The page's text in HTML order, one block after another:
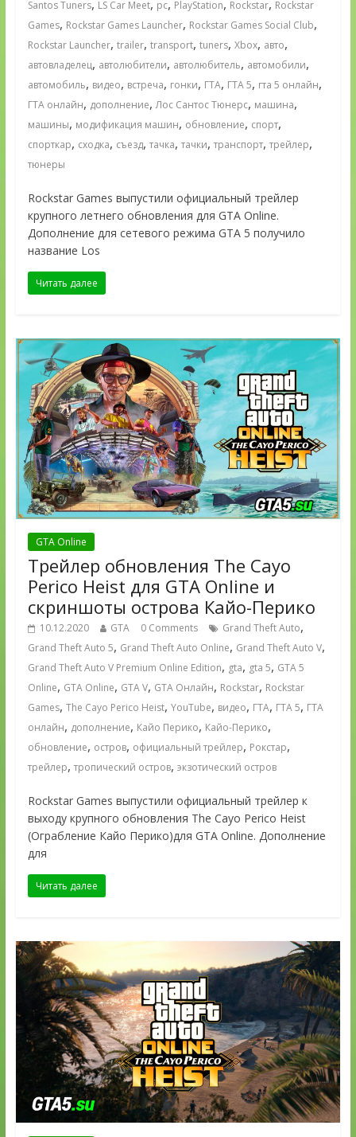
Santos Tuners, LS Car Meet, pc, PlayStation, Rockstar, Rockstar
Games, Rockstar Games Launcher, Rockstar Games Social Club,
Rockstar Launcher, trailer, transport, tuners, Xbox, авто,
автовладелец, автолюбители, автолюбитель, автомобили,
автомобиль, видео, встреча, гонки, ГТА, ГТА 5, гта 5 онлайн,
ГТА онлайн, дополнение,Лос Сантос Тюнерс, машина,
машины, модификация машин, обновление, спорт,
спорткар, сходка, съезд, тачка, тачки, транспорт, трейлер,
тюнеры
Rockstar Games выпустили официальный трейлер
крупного летнего обновления для GTA Online.
Дополнение для сетевого режима GTA 5 получило
название Los
Читать далее
GTA Online
Трейлер обновления The Cayo
Perico Heist для GTA Online и
скриншоты острова Кайо-Перико
10.12.2020 GTA 0 Comments Grand Theft Auto,
Grand Theft Auto 5, Grand Theft Auto Online, Grand Theft Auto V,
Grand Theft Auto V Premium Online Edition, gta, gta 5, GTA 5
Online, GTA Online, GTA V, GTA Онлайн, Rockstar, Rockstar
Games, The Cayo Perico Heist, YouTube, видео, ГТА, ГТА 5, ГТА
онлайн, дополнение, Кайо Перико, Кайо-Перико,
обновление, остров, официальный трейлер, Рокстар,
трейлер, тропический остров, экзотический остров
Rockstar Games выпустили официальный трейлер к
выходу крупного обновления The Cayo Perico Heist
(Ограбление Кайо Перико)для GTA Online. Дополнение
для
Читать далее